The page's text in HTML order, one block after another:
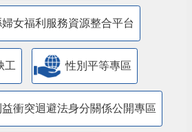
女福利服務資源整合平台
工 性別平等專區
衝突迴避法身分關係公開專區